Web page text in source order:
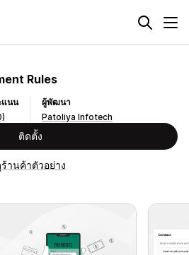
Rules
แนน
ผู้พัฒนา
Patoliya Infotech
ติดตั้ง
านค้าตัวอย่าง